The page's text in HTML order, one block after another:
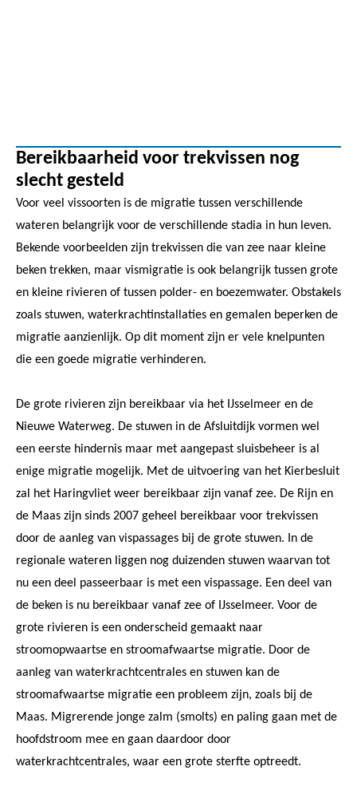
Bereikbaarheid voor trekvissen nog
slecht gesteld
Voor veel vissoorten is de migratie tussen verschillende
wateren belangrijk voor de verschillende stadia in hun leven.
Bekende voorbeelden zijn trekvissen die van zee naar kleine
beken trekken, maar vismigratie is ook belangrijk tussen grote
en kleine rivieren of tussen polder- en boezemwater. Obstakels
zoals stuwen, waterkrachtinstallaties en gemalen beperken de
migratie aanzienlijk. Op dit moment zijn er vele knelpunten
die een goede migratie verhinderen.
De grote rivieren zijn bereikbaar via het IJsselmeer en de
Nieuwe Waterweg. De stuwen in de Afsluitdijk vormen wel
een eerste hindernis maar met aangepast sluisbeheer is al
enige migratie mogelijk. Met de uitvoering van het Kierbesluit
zal het Haringvliet weer bereikbaar zijn vanaf zee. De Rijn en
de Maas zijn sinds 2007 geheel bereikbaar voor trekvissen
door de aanleg van vispassages bij de grote stuwen. In de
regionale wateren liggen nog duizenden stuwen waarvan tot
nu een deel passeerbaar is met een vispassage. Een deel van
de beken is nu bereikbaar vanaf zee of IJsselmeer. Voor de
grote rivieren is een onderscheid gemaakt naar
stroomopwaartse en stroomafwaartse migratie. Door de
aanleg van waterkrachtcentrales en stuwen kan de
stroomafwaartse migratie een probleem zijn, zoals bij de
Maas. Migrerende jonge zalm (smolts) en paling gaan met de
hoofdstroom mee en gaan daardoor door
waterkrachtcentrales, waar een grote sterfte optreedt.